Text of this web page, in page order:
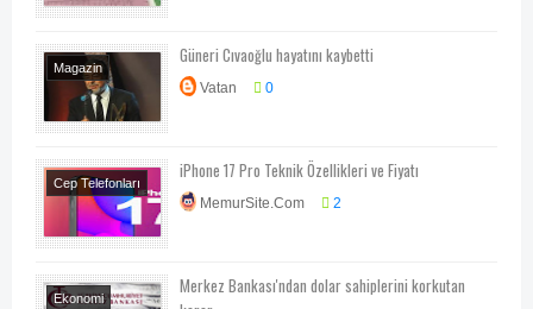
Kampanya
Magazin
Güneri Cıvaoğlu hayatını kaybetti
Vatan 0
Cep Telefonları
Teknoloji-Otomotiv-
Program
iPhone 17 Pro Teknik Özellikleri ve Fiyatı
MemurSite.Com 2
Ekonomi
Merkez Bankası'ndan dolar sahiplerini korkutan